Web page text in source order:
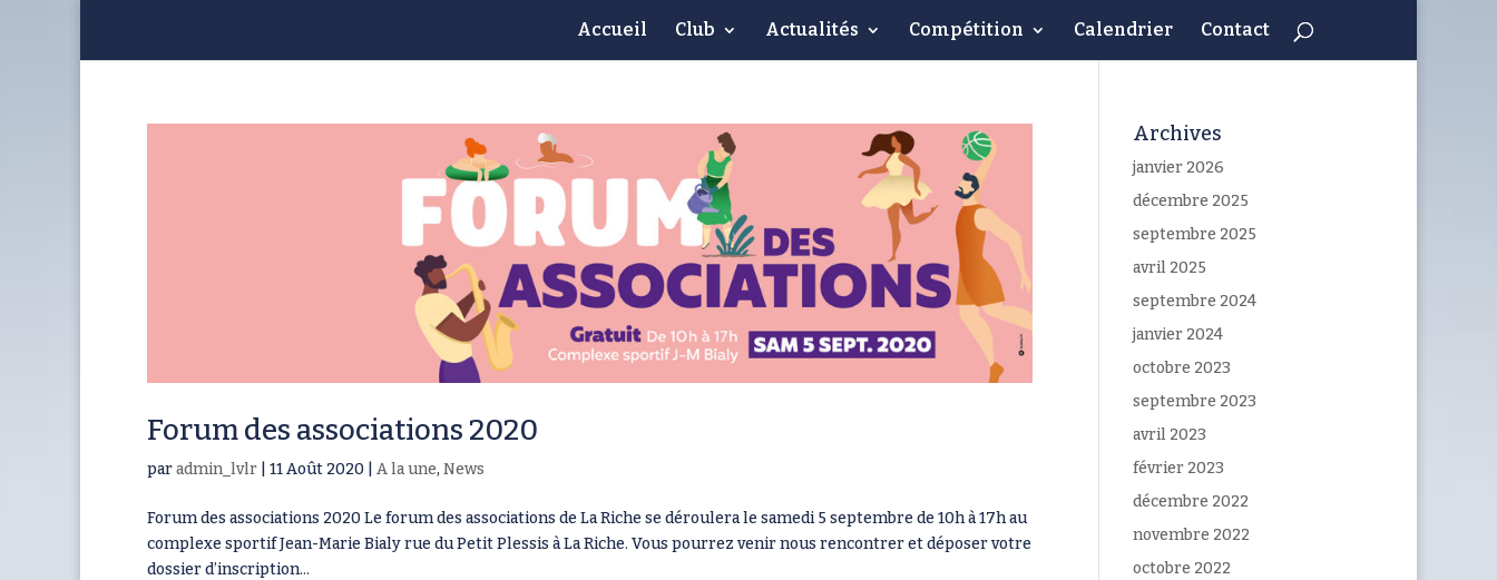
Accueil Club Actualités Compétition Calendrier Contact
Forum des associations 2020
paradmin_lvlr 11 Août 2020 A la une, News
Forum des associations 2020 Le forum des associations de La Riche se déroulera le samedi 5 septembre de 10h à 17h au
complexe sportif Jean-Marie Bialy rue du Petit Plessis à La Riche. Vous pourrez venir nous rencontrer et déposer votre
dossier d’inscription...
Archives
janvier 2026
décembre 2025
septembre 2025
avril 2025
septembre 2024
janvier 2024
octobre 2023
septembre 2023
avril 2023
février 2023
décembre 2022
novembre 2022
octobre 2022